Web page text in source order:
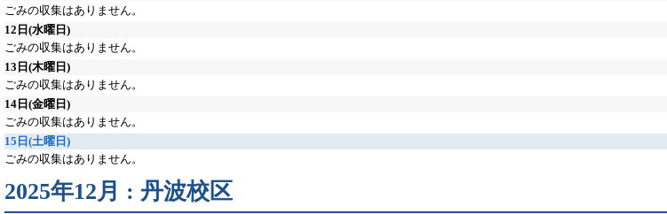
ごみの収集はありません。
12日 (水曜日)
ごみの収集はありません。
13日 (木曜日)
ごみの収集はありません。
14日 (金曜日)
ごみの収集はありません。
15日 (土曜日)
ごみの収集はありません。
2025年12月 : 丹波校区